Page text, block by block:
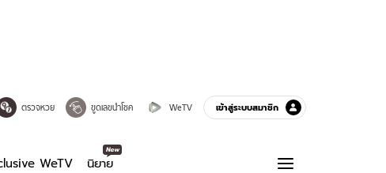
ตรวจหวย ขูดเลขนำโชค WeTV เข้าสู่ระบบสมาชิก
WeTV นิยาย